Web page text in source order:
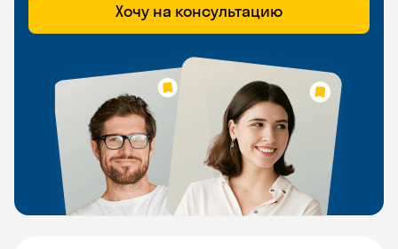
Хочу на консультацию